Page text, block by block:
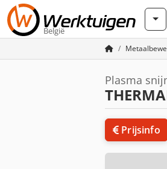
België
Plasma
Prijsinfo